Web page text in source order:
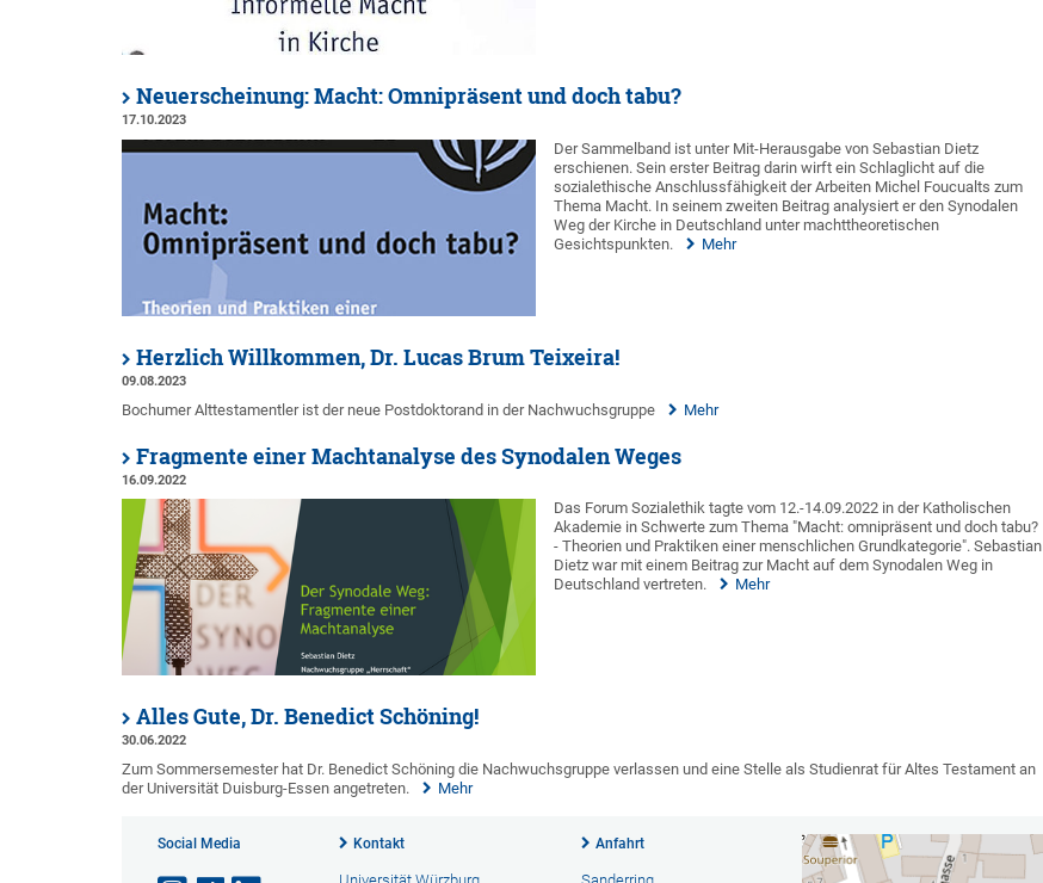
Neuerscheinung: Macht: Omnipräsent und doch tabu?
17.10.2023
Der Sammelband ist unter Mit-Herausgabe von Sebastian Dietz
erschienen. Sein erster Beitrag darin wirft ein Schlaglicht auf die
sozialethische Anschlussfähigkeit der Arbeiten Michel Foucualts zum
Thema Macht. In seinem zweiten Beitrag analysiert er den Synodalen
Weg der Kirche in Deutschland unter machttheoretischen
Gesichtspunkten.
Mehr
Herzlich Willkommen, Dr. Lucas Brum Teixeira!
09.08.2023
Bochumer Alttestamentler ist der neue Postdoktorand in der Nachwuchsgruppe Mehr
Fragmente einer Machtanalyse des Synodalen Weges
16.09.2022
Das Forum Sozialethik tagte vom 12.-14.09.2022 in der Katholischen
Akademie in Schwerte zum Thema "Macht: omnipräsent und doch tabu?
- Theorien und Praktiken einer menschlichen Grundkategorie". Sebastian
Dietz war mit einem Beitrag zur Macht auf dem Synodalen Weg in
Deutschland vertreten.
Mehr
Alles Gute, Dr. Benedict Schöning!
30.06.2022
Zum Sommersemester hat Dr. Benedict Schöning die Nachwuchsgruppe verlassen und eine Stelle als Studienrat für Altes Testament an
der Universität Duisburg-Essen angetreten.
Mehr
Social Media Kontakt Anfahrt